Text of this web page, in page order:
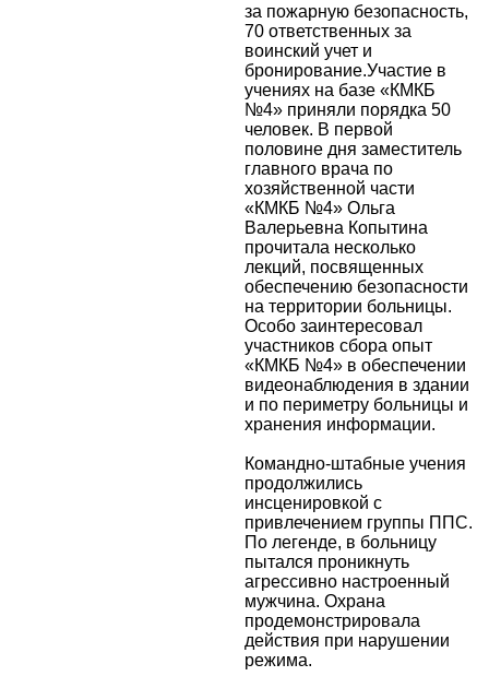
за пожарную безопасность,
70 ответственных за
воинский учет и
бронирование.Участие в
учениях на базе «КМКБ
№4» приняли порядка 50
человек. В первой
половине дня заместитель
главного врача по
хозяйственной части
«КМКБ №4» Ольга
Валерьевна Копытина
прочитала несколько
лекций, посвященных
обеспечению безопасности
на территории больницы.
Особо заинтересовал
участников сбора опыт
«КМКБ №4» в обеспечении
видеонаблюдения в здании
и по периметру больницы и
хранения информации.
Командно-штабные учения
продолжились
инсценировкой с
привлечением группы ППС.
По легенде, в больницу
пытался проникнуть
агрессивно настроенный
мужчина. Охрана
продемонстрировала
действия при нарушении
режима.